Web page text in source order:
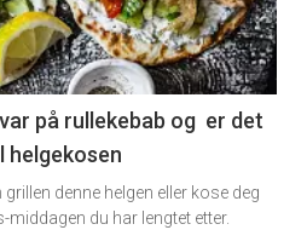
på rullekebab og er det
denne helgen eller kose deg
du har lengtet etter.